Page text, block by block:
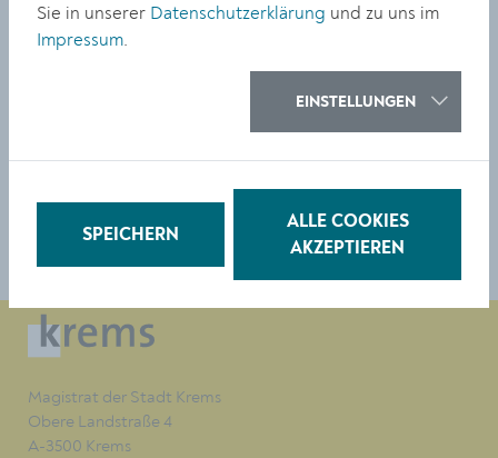
Größe:
4480 x 6720 Px
Magistrat der Stadt Krems
Obere Landstraße 4
A-3500 Krems
Sie in unserer Datenschutzerklärung und zu uns im
Impressum.
EINSTELLUNGEN
SPEICHERN
ALLE COOKIES
AKZEPTIEREN